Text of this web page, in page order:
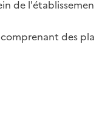
de l'établissemen
des pla